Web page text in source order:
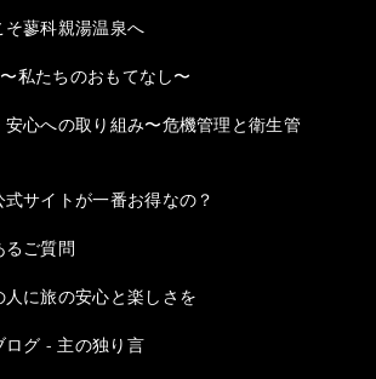
そ蓼科親湯温泉へ
私たちのおもてなし〜
安心への取り組み〜危機管理と衛生管
式サイトが一番お得なの？
るご質問
人に旅の安心と楽しさを
ログ - 主の独り言